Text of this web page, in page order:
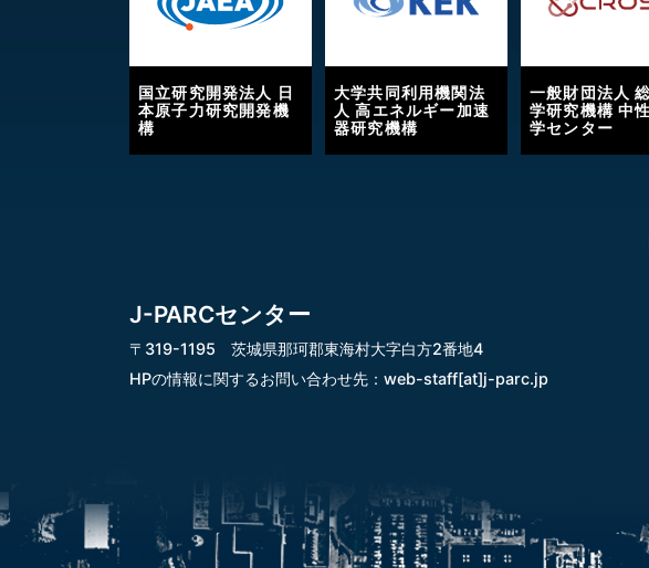
国立研究開発法人 日
本原子力研究開発機
構
大学共同利用機関法
人 高エネルギー加速
器研究機構
一般財団法人
学研究機構 中
学センター
J-PARCセンター
〒319-1195 茨城県那珂郡東海村大字白方2番地4
HPの情報に関するお問い合わせ先： web-staff[at]j-parc.jp